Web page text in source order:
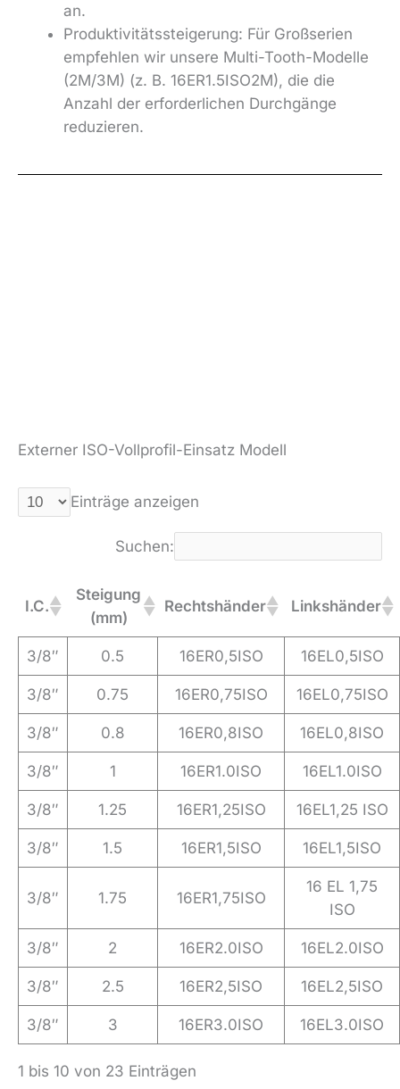
an.
Produktivitätssteigerung: Für Großserien
empfehlen wir unsere Multi-Tooth-Modelle
(2M/3M) (z. B. 16ER1.5ISO2M), die die
Anzahl der erforderlichen Durchgänge
reduzieren.
Externer ISO-Vollprofil-Einsatz Modell
Einträge anzeigen
Suchen:
I.C.
Steigung
(mm)
Rechtshänder Linkshänder
3/8″ 0.5 16ER0,5ISO 16EL0,5ISO
3/8″ 0.75 16ER0,75ISO 16EL0,75ISO
3/8″ 0.8 16ER0,8ISO 16EL0,8ISO
3/8″ 1 16ER1.0ISO 16EL1.0ISO
3/8″ 1.25 16ER1,25ISO 16EL1,25 ISO
3/8″ 1.5 16ER1,5ISO 16EL1,5ISO
3/8″ 1.75 16ER1,75ISO
16 EL 1,75
ISO
3/8″ 2 16ER2.0ISO 16EL2.0ISO
3/8″ 2.5 16ER2,5ISO 16EL2,5ISO
3/8″ 3 16ER3.0ISO 16EL3.0ISO
1 bis 10 von 23 Einträgen